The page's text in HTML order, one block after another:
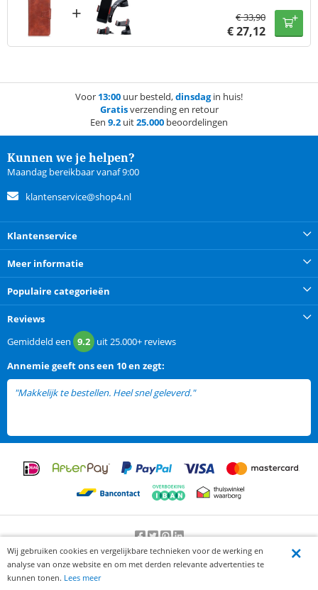
+ €33,90
€27,12
Voor 13:00 uur besteld,dinsdagin huis!
Gratisverzending en retour
Een 9.2 uit25.000 beoordelingen
Kunnen we je helpen?
Maandag bereikbaar vanaf 9:00
klantenservice@shop4.nl
Klantenservice
Meer informatie
Populaire categorieën
Reviews
Gemiddeld een 9.2 uit25.000+ reviews
Annemiegeeft ons een 10 en zegt:
"Makkelijk te bestellen. Heel snel geleverd."
Beoordeling door klanten:9.2/10-25000beoordelingen
Wij gebruiken cookies en vergelijkbare technieken voor de werking en
analyse van onze website en om met derden relevante advertenties te
kunnen tonen. Lees meer